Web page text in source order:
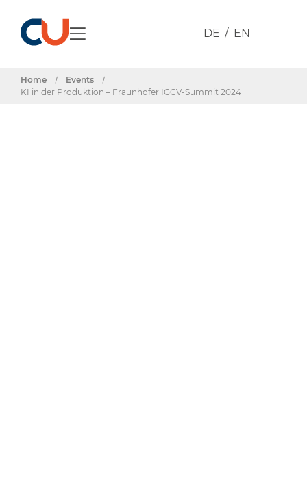
DE EN
Home / Events
/
KI in der Produktion – Fraunhofer IGCV-Summit 2024